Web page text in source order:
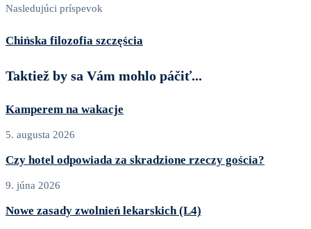
Nasledujúci príspevok
Chińska filozofia szczęścia
Taktiež by sa Vám mohlo páčiť...
Kamperem na wakacje
5. augusta 2026
Czy hotel odpowiada za skradzione rzeczy gościa?
9. júna 2026
Nowe zasady zwolnień lekarskich (L4)